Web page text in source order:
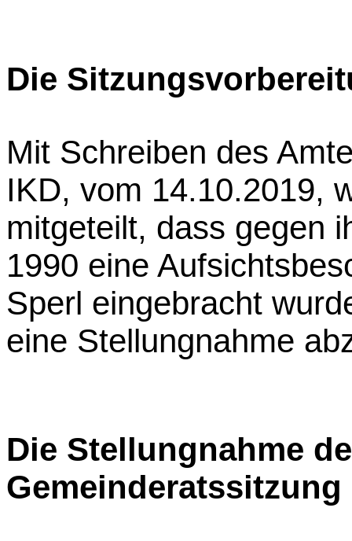
Die
Mit Schreiben des
IKD, vom 14.10.2019,
mitgeteilt, dass gegen
1990 eine
Sperl eingebracht
eine Stellungnahme
Die Stellungnahme
Gemeinderatssitzung